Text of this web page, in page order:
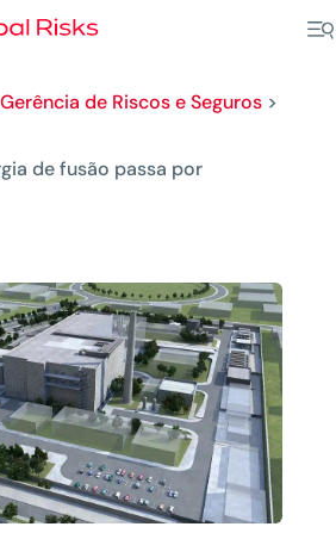
de Riscos e Seguros>
de fusão passa por